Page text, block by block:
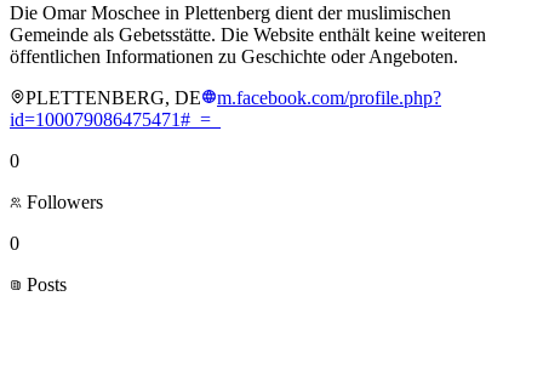
Die Omar Moschee in Plettenberg dient der muslimischen
Gemeinde als Gebetsstätte. Die Website enthält keine weiteren
öffentlichen Informationen zu Geschichte oder Angeboten.
PLETTENBERG, DE
m.facebook.com/profile.php?
id=100079086475471#_=_
0
Followers
0
Posts